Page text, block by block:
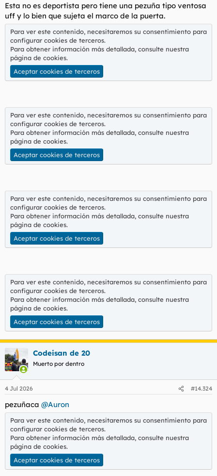
:
Esta no es deportista pero tiene una pezuña tipo ventosa
uff y lo bien que sujeta el marco de la puerta.
Para ver este contenido, necesitaremos su consentimiento para
configurar cookies de terceros.
Para obtener información más detallada, consulte nuestra
página de cookies.
Aceptar cookies de terceros
Para ver este contenido, necesitaremos su consentimiento para
configurar cookies de terceros.
Para obtener información más detallada, consulte nuestra
página de cookies.
Aceptar cookies de terceros
Para ver este contenido, necesitaremos su consentimiento para
configurar cookies de terceros.
Para obtener información más detallada, consulte nuestra
página de cookies.
Aceptar cookies de terceros
Para ver este contenido, necesitaremos su consentimiento para
configurar cookies de terceros.
Para obtener información más detallada, consulte nuestra
página de cookies.
Aceptar cookies de terceros
Codeisan de 20
Muerto por dentro
4 Jul 2026 #14.324
pezuñaca @Auron
Para ver este contenido, necesitaremos su consentimiento para
configurar cookies de terceros.
Para obtener información más detallada, consulte nuestra
página de cookies.
Aceptar cookies de terceros